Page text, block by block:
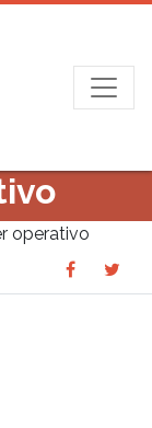
operativo
Share
on
on